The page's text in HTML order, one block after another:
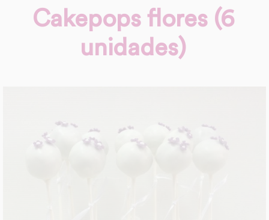
Cakepops flores (6
unidades)